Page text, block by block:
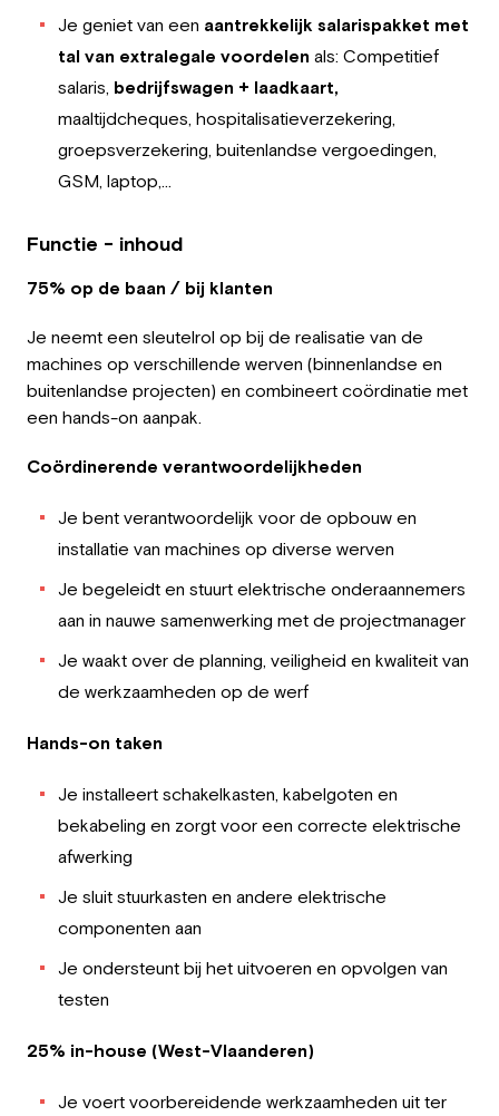
Je geniet van een aantrekkelijk salarispakket met
tal van extralegale voordelen als: Competitief
salaris, bedrijfswagen + laadkaart,
maaltijdcheques, hospitalisatieverzekering,
groepsverzekering, buitenlandse vergoedingen,
GSM, laptop,…
Functie - inhoud
75% op de baan / bij klanten
Je neemt een sleutelrol op bij de realisatie van de
machines op verschillende werven (binnenlandse en
buitenlandse projecten) en combineert coördinatie met
een hands-on aanpak.
Coördinerende verantwoordelijkheden
Je bent verantwoordelijk voor de opbouw en
installatie van machines op diverse werven
Je begeleidt en stuurt elektrische onderaannemers
aan in nauwe samenwerking met de projectmanager
Je waakt over de planning, veiligheid en kwaliteit van
de werkzaamheden op de werf
Hands-on taken
Je installeert schakelkasten, kabelgoten en
bekabeling en zorgt voor een correcte elektrische
afwerking
Je sluit stuurkasten en andere elektrische
componenten aan
Je ondersteunt bij het uitvoeren en opvolgen van
testen
25% in-house (West-Vlaanderen)
Je voert voorbereidende werkzaamheden uit ter